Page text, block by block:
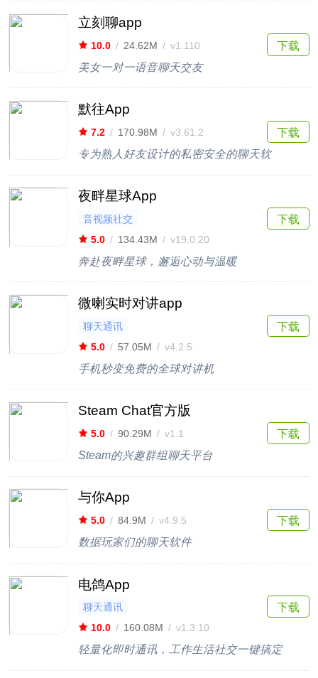
立刻聊app
10.0 / 24.62M / v1.110
美女一对一语音聊天交友
下载
默往App
7.2 / 170.98M / v3.61.2
专为熟人好友设计的私密安全的聊天软
下载
夜畔星球App
音视频社交
5.0 / 134.43M / v19.0.20
奔赴夜畔星球，邂逅心动与温暖
下载
微喇实时对讲app
聊天通讯
5.0 / 57.05M / v4.2.5
手机秒变免费的全球对讲机
下载
Steam Chat官方版
5.0 / 90.29M / v1.1
Steam的兴趣群组聊天平台
下载
与你App
5.0 / 84.9M / v4.9.5
数据玩家们的聊天软件
下载
电鸽App
聊天通讯
10.0 / 160.08M / v1.3.10
轻量化即时通讯，工作生活社交一键搞定
下载